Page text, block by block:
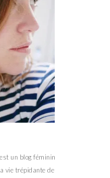
est un blog féminin
vie trépidante de